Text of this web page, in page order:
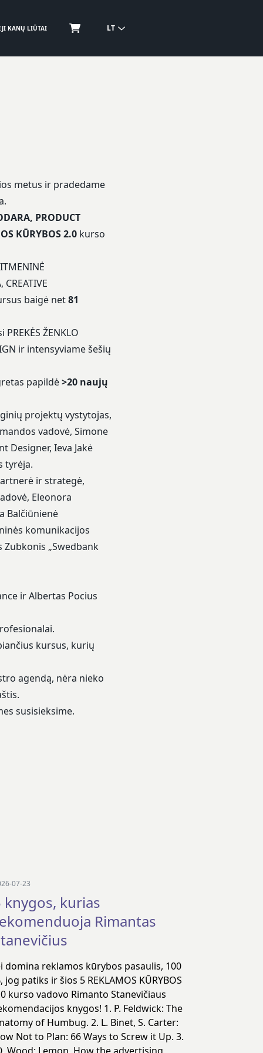
KANŲ LIŪTAI LT
metus ir pradedame
PRODUCT
KŪRYBOS 2.0 kurso
baigė net81
ŽENKLO
ir intensyviame šešių
papildė>20 naujų
projektų vystytojas,
vadovė, Simone
Designer, Ieva Jakė
tyrėja.
ir strategė,
Eleonora
Balčiūnienė
komunikacijos
Zubkonis „Swedbank
ir Albertas Pocius
kursus, kurių
agendą, nėra nieko
susisieksime.
07-23
knygos, kurias
Rimantas
domina reklamos kūrybos pasaulis, 100
jog patiks ir šios 5 REKLAMOS KŪRYBOS
kurso vadovo Rimanto Stanevičiaus
knygos! 1. P. Feldwick: The
of Humbug. 2. L. Binet, S. Carter:
Not to Plan: 66 Ways to Screw it Up. 3.